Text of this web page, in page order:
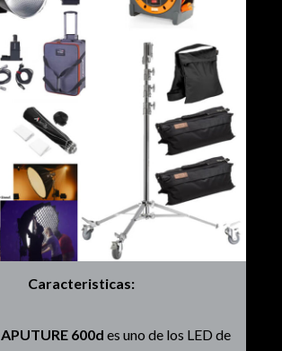
Caracteristicas:
APUTURE 600d es uno de los LED de